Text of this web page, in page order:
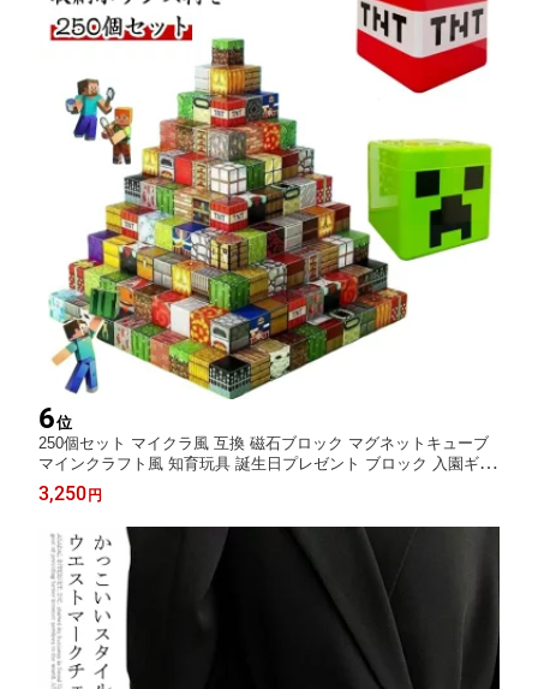
6位
250個セット マイクラ風 互換 磁石ブロック マグネットキューブ
マインクラフト風 知育玩具 誕生日プレゼント ブロック 入園ギフ
ト 卒業プレゼント 磁石 250個セット マグネットブロック 磁力 ブ
ロック マグネット 収納ボックス付き プレゼント
3,250 円